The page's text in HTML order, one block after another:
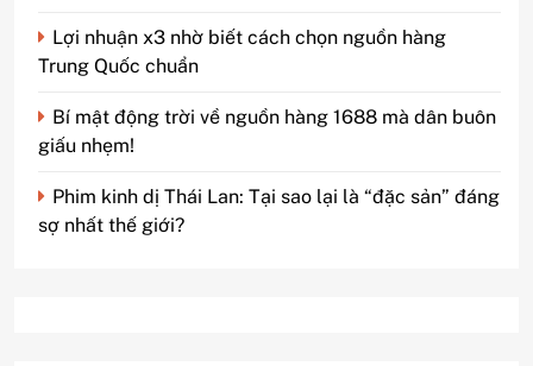
Lợi nhuận x3 nhờ biết cách chọn nguồn hàng
Trung Quốc chuẩn
Bí mật động trời về nguồn hàng 1688 mà dân buôn
giấu nhẹm!
Phim kinh dị Thái Lan: Tại sao lại là “đặc sản” đáng
sợ nhất thế giới?